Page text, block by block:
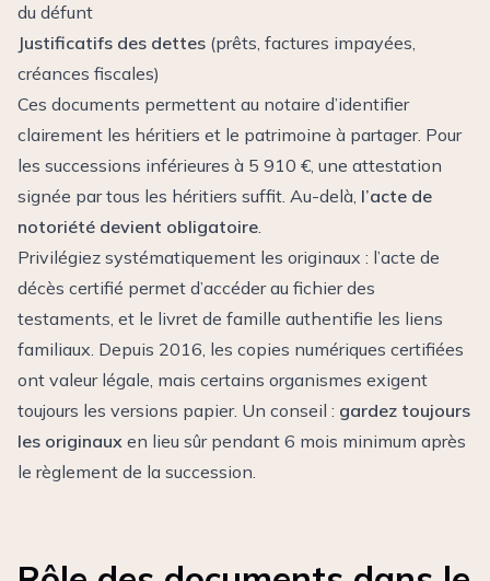
du défunt
Justificatifs des dettes (prêts, factures impayées,
créances fiscales)
Ces documents permettent au notaire d’identifier
clairement les héritiers et le patrimoine à partager. Pour
les successions inférieures à 5 910 €, une attestation
signée par tous les héritiers suffit. Au-delà, l’acte de
notoriété devient obligatoire.
Privilégiez systématiquement les originaux : l’acte de
décès certifié permet d’accéder au fichier des
testaments, et le livret de famille authentifie les liens
familiaux. Depuis 2016, les copies numériques certifiées
ont valeur légale, mais certains organismes exigent
toujours les versions papier. Un conseil : gardez toujours
les originaux en lieu sûr pendant 6 mois minimum après
le règlement de la succession.